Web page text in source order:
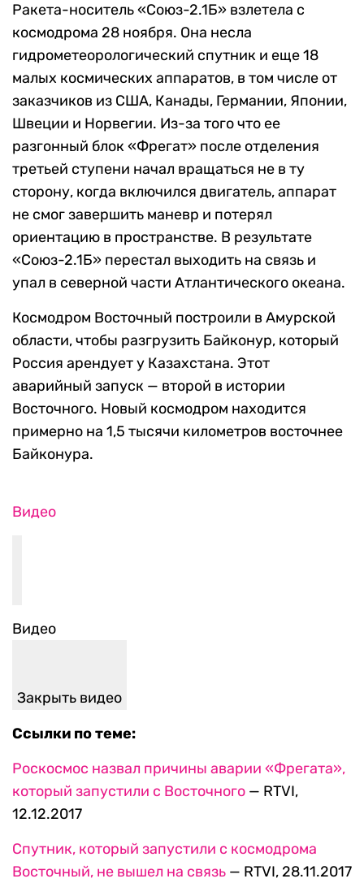
Ракета-носитель «Союз-2.1Б» взлетела с
космодрома 28 ноября. Она несла
гидрометеорологический спутник и еще 18
малых космических аппаратов, в том числе от
заказчиков из США, Канады, Германии, Японии,
Швеции и Норвегии. Из-за того что ее
разгонный блок «Фрегат» после отделения
третьей ступени начал вращаться не в ту
сторону, когда включился двигатель, аппарат
не смог завершить маневр и потерял
ориентацию в пространстве. В результате
«Союз-2.1Б» перестал выходить на связь и
упал в северной части Атлантического океана.
Космодром Восточный построили в Амурской
области, чтобы разгрузить Байконур, который
Россия арендует у Казахстана. Этот
аварийный запуск — второй в истории
Восточного. Новый космодром находится
примерно на 1,5 тысячи километров восточнее
Байконура.
Видео
Видео
Закрыть видео
Ссылки по теме:
Роскосмос назвал причины аварии «Фрегата»,
который запустили с Восточного — RTVI,
12.12.2017
Спутник, который запустили с космодрома
Восточный, не вышел на связь — RTVI, 28.11.2017